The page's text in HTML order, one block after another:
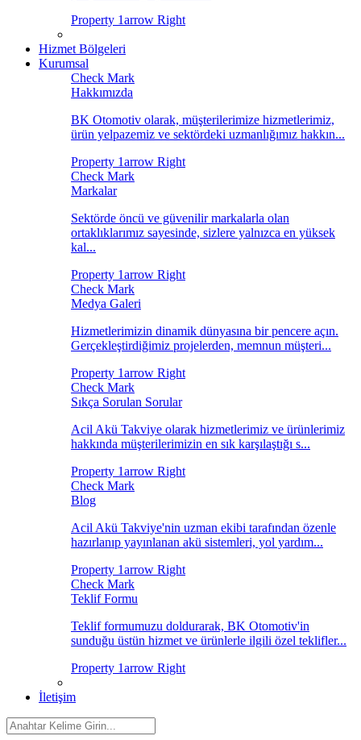
Hizmet Bölgeleri
Kurumsal
Hakkımızda
BK Otomotiv olarak, müşterilerimize hizmetlerimiz,
ürün yelpazemiz ve sektördeki uzmanlığımız hakkın...
Markalar
Sektörde öncü ve güvenilir markalarla olan
ortaklıklarımız sayesinde, sizlere yalnızca en yüksek
kal...
Medya Galeri
Hizmetlerimizin dinamik dünyasına bir pencere açın.
Gerçekleştirdiğimiz projelerden, memnun müşteri...
Sıkça Sorulan Sorular
Acil Akü Takviye olarak hizmetlerimiz ve ürünlerimiz
hakkında müşterilerimizin en sık karşılaştığı s...
Blog
Acil Akü Takviye'nin uzman ekibi tarafından özenle
hazırlanıp yayınlanan akü sistemleri, yol yardım...
Teklif Formu
Teklif formumuzu doldurarak, BK Otomotiv'in
sunduğu üstün hizmet ve ürünlerle ilgili özel teklifler...
İletişim